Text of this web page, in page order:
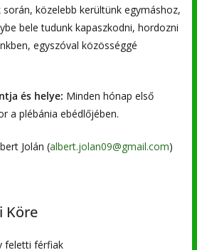
közelebb kerültünk egymáshoz,
bele tudunk kapaszkodni, hordozni
egyszóval közösséggé
és helye: Minden hónap első
a plébánia ebédlőjében.
Jolán (albert.jolan09@gmail.com)
Köre
feletti férfiak